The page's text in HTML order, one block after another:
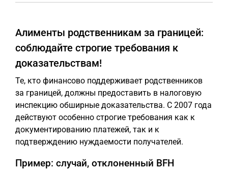
Алименты родственникам за границей:
соблюдайте строгие требования к
доказательствам!
Те, кто финансово поддерживает родственников
за границей, должны предоставить в налоговую
инспекцию обширные доказательства. С 2007 года
действуют особенно строгие требования как к
документированию платежей, так и к
подтверждению нуждаемости получателей.
Пример: случай, отклоненный BFH